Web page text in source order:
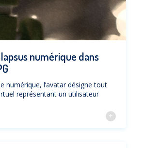
numérique dans
numérique, l’avatar désigne tout
représentant un utilisateur